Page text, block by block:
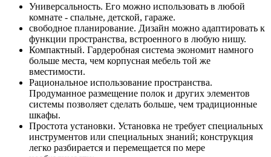
Универсальность. Его можно использовать в любой
комнате - спальне, детской, гараже.
свободное планирование. Дизайн можно адаптировать к
функции пространства, встроенного в любую нишу.
Компактный. Гардеробная система экономит намного
больше места, чем корпусная мебель той же
вместимости.
Рациональное использование пространства.
Продуманное размещение полок и других элементов
системы позволяет сделать больше, чем традиционные
шкафы.
Простота установки. Установка не требует специальных
инструментов или специальных знаний; конструкция
легко разбирается и перемещается по мере